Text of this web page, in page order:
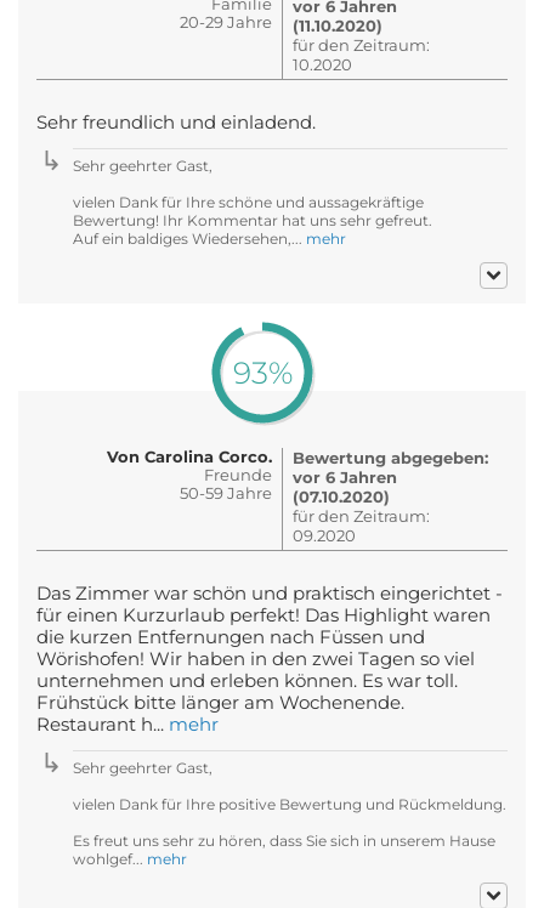
20-29 Jahre
vor 6 Jahren
(11.10.2020)
für den Zeitraum:
10.2020
Sehr freundlich und einladend.
Sehr geehrter Gast,
vielen Dank für Ihre schöne und aussagekräftige
Bewertung! Ihr Kommentar hat uns sehr gefreut.
Auf ein baldiges Wiedersehen,... mehr
93%
Von Carolina Corco.
Freunde
50-59 Jahre
Bewertung abgegeben:
vor 6 Jahren
(07.10.2020)
für den Zeitraum:
09.2020
Das Zimmer war schön und praktisch eingerichtet -
für einen Kurzurlaub perfekt! Das Highlight waren
die kurzen Entfernungen nach Füssen und
Wörishofen! Wir haben in den zwei Tagen so viel
unternehmen und erleben können. Es war toll.
Frühstück bitte länger am Wochenende.
Restaurant h... mehr
Sehr geehrter Gast,
vielen Dank für Ihre positive Bewertung und Rückmeldung.
Es freut uns sehr zu hören, dass Sie sich in unserem Hause
wohlgef... mehr